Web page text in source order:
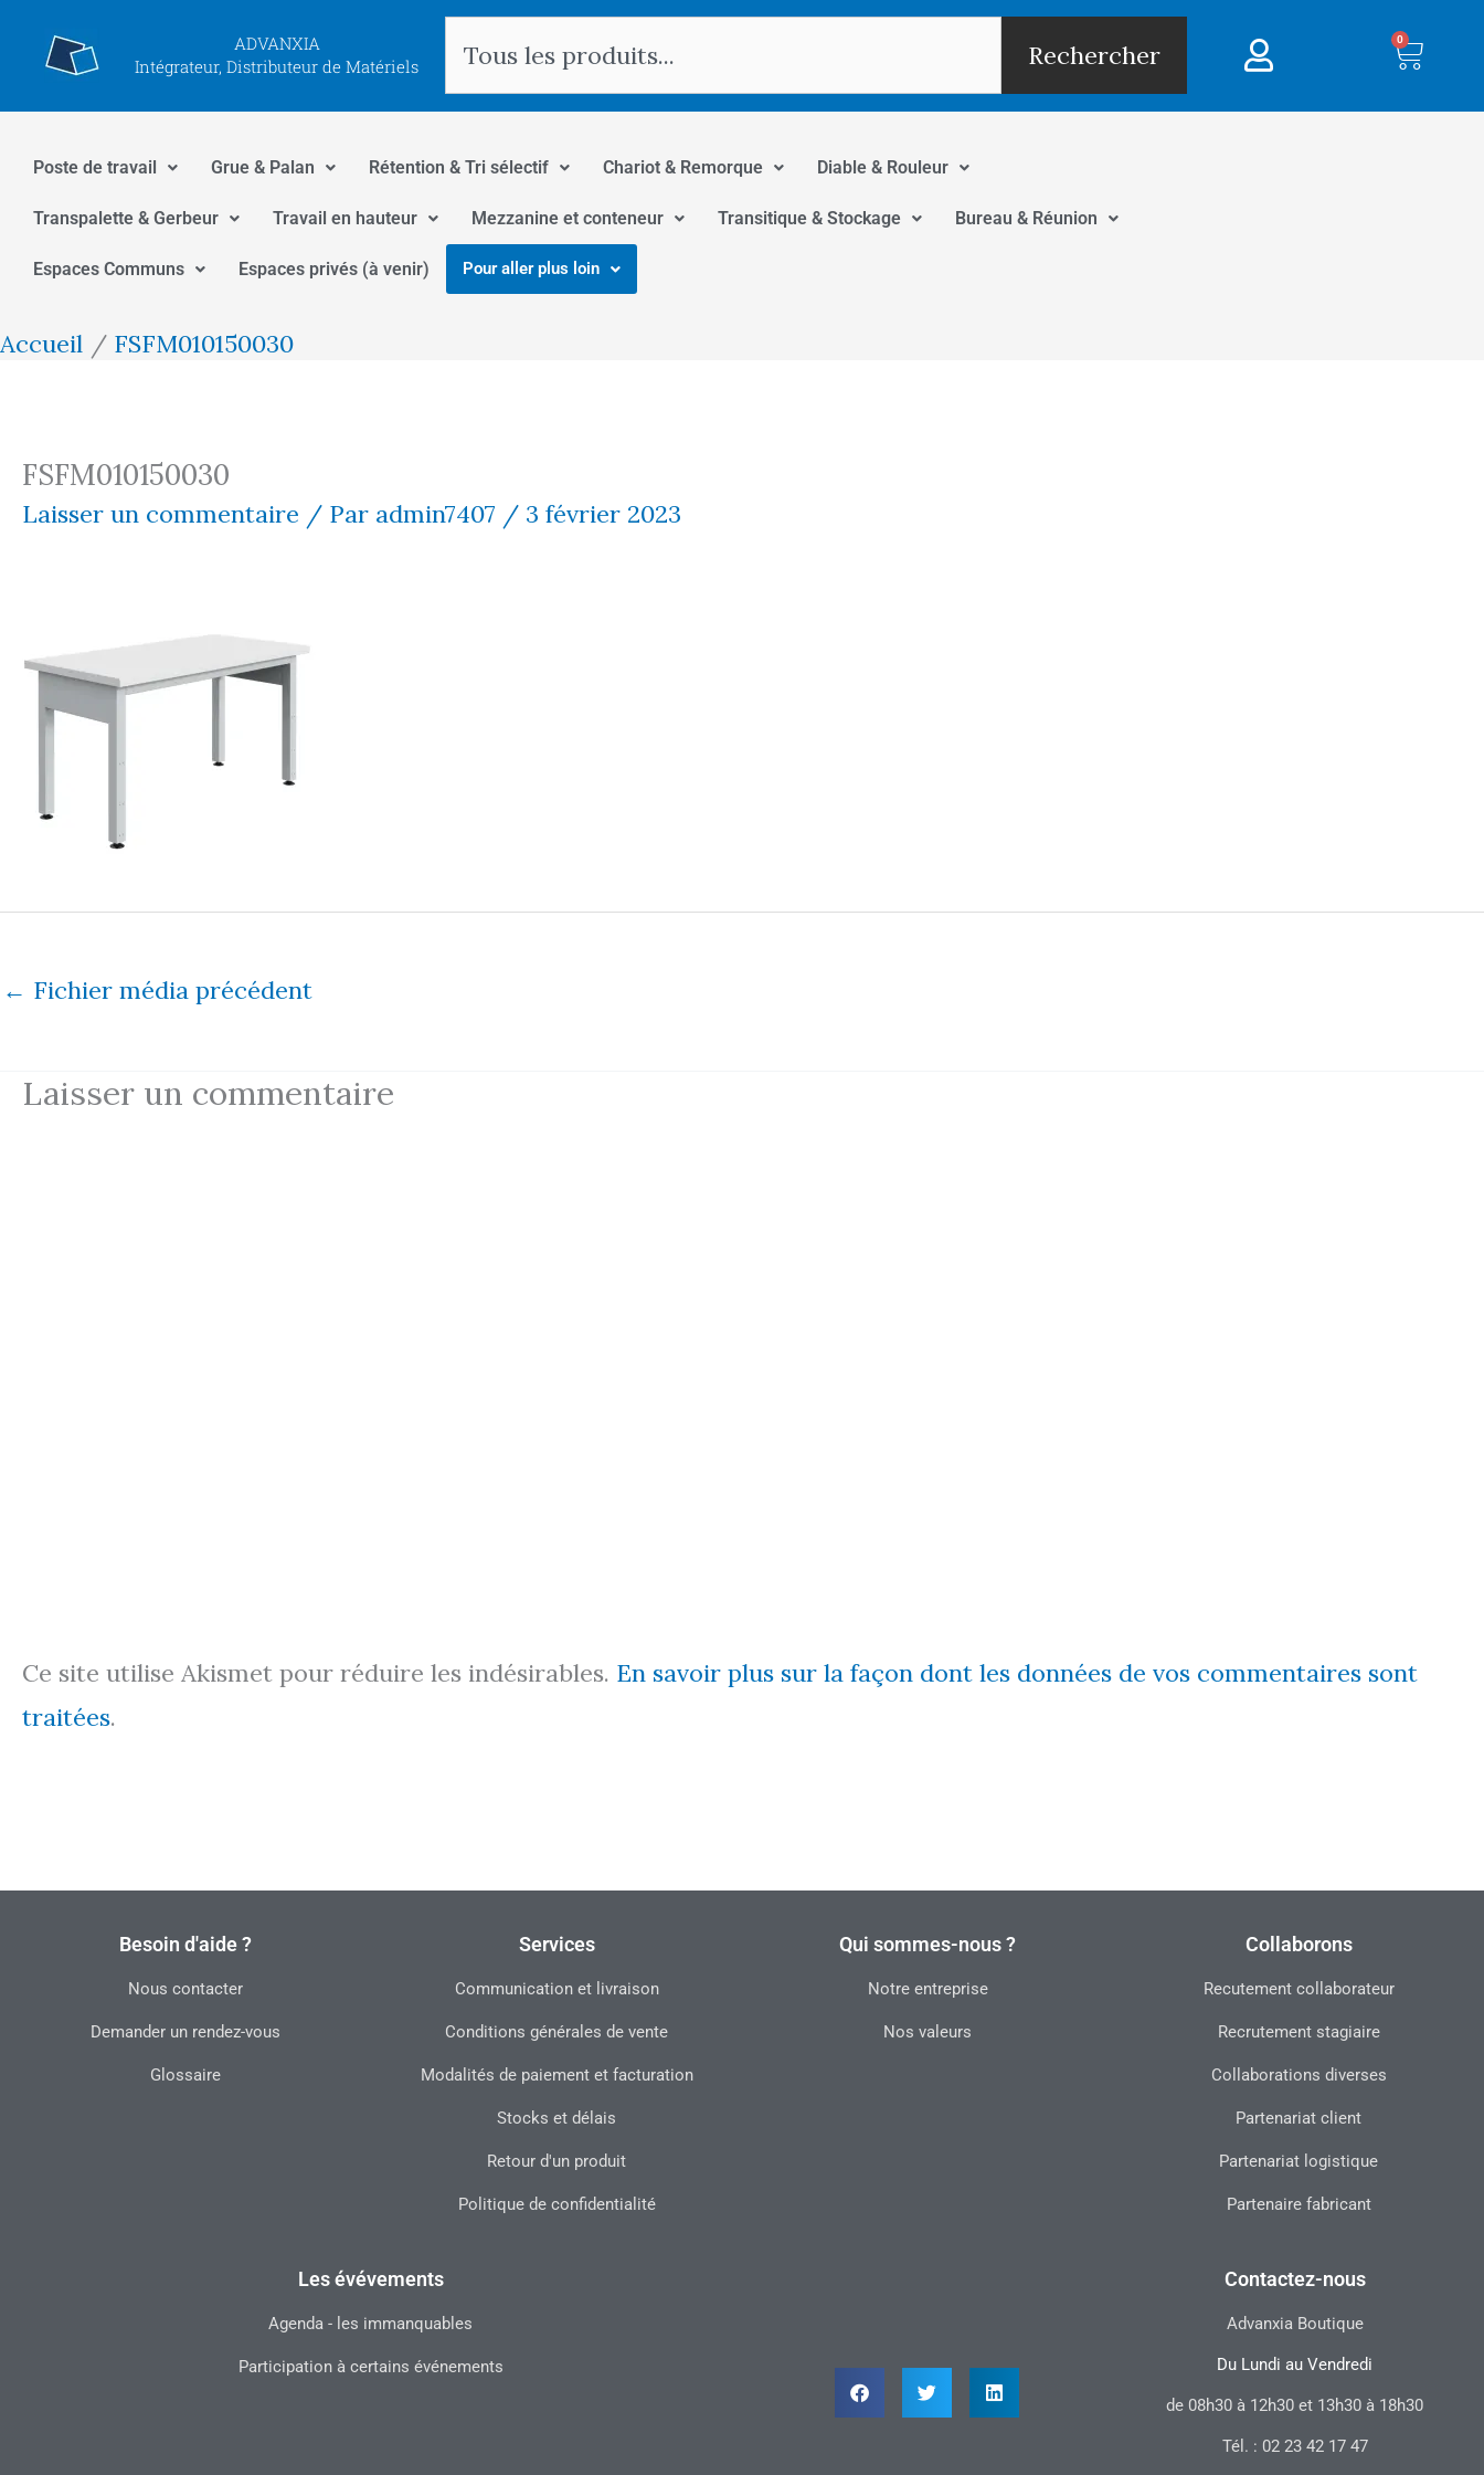
contenu
ADVANXIA
Intégrateur, Distributeur de Matériels
Rechercher
0
Poste de travail Grue & Palan Rétention & Tri sélectif Chariot & Remorque Diable & Rouleur
Transpalette & Gerbeur Travail en hauteur Mezzanine et conteneur Transitique & Stockage Bureau & Réunion
Espaces Communs Espaces privés (à venir) Pour aller plus loin
Accueil FSFM010150030
FSFM010150030
Laisser un commentaire / Par admin7407 / 3 février 2023
← Fichier média précédent
Laisser un commentaire
Ce site utilise Akismet pour réduire les indésirables. En savoir plus sur la façon dont les données de vos commentaires sont
traitées.
Besoin d'aide ?
Nous contacter
Demander un rendez-vous
Glossaire
Services
Communication et livraison
Conditions générales de vente
Modalités de paiement et facturation
Stocks et délais
Retour d'un produit
Politique de confidentialité
Qui sommes-nous ?
Notre entreprise
Nos valeurs
Collaborons
Recutement collaborateur
Recrutement stagiaire
Collaborations diverses
Partenariat client
Partenariat logistique
Partenaire fabricant
Les évévements
Agenda - les immanquables
Participation à certains événements
Contactez-nous
Advanxia Boutique
Du Lundi au Vendredi
de 08h30 à 12h30 et 13h30 à 18h30
Tél. : 02 23 42 17 47